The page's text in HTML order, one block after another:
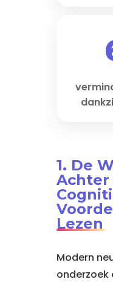
1. De
Achter
Lezen
Modern